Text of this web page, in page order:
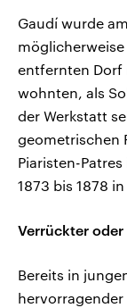
Gaudí wurde
entfernten Dorf
wohnten, als
der Werkstatt
geometrischen
Piaristen-
1873 bis 1878
Verrückter oder
Bereits in